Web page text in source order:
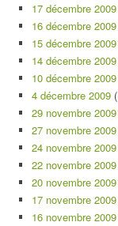
17 décembre 2009
16 décembre 2009
15 décembre 2009
14 décembre 2009
10 décembre 2009
4 décembre 2009
29 novembre 2009
27 novembre 2009
24 novembre 2009
22 novembre 2009
20 novembre 2009
17 novembre 2009
16 novembre 2009